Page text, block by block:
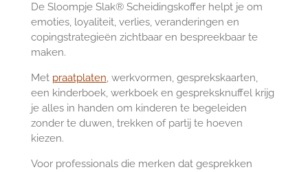
De Sloompje Slak® Scheidingskoffer helpt je om
emoties, loyaliteit, verlies, veranderingen en
copingstrategieën zichtbaar en bespreekbaar te
maken.
Met praatplaten, werkvormen, gesprekskaarten,
een kinderboek, werkboek en gespreksknuffel krijg
je alles in handen om kinderen te begeleiden
zonder te duwen, trekken of partij te hoeven
kiezen.
Voor professionals die merken dat gesprekken